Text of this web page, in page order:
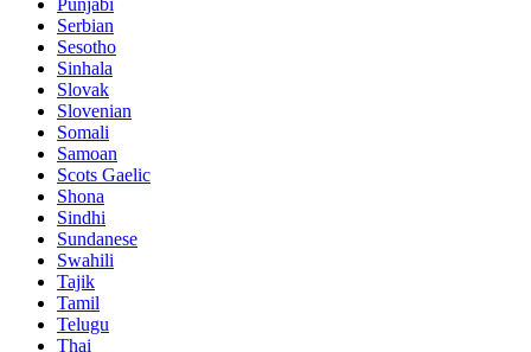
Punjabi
Serbian
Sesotho
Sinhala
Slovak
Slovenian
Somali
Samoan
Scots Gaelic
Shona
Sindhi
Sundanese
Swahili
Tajik
Tamil
Telugu
Thai